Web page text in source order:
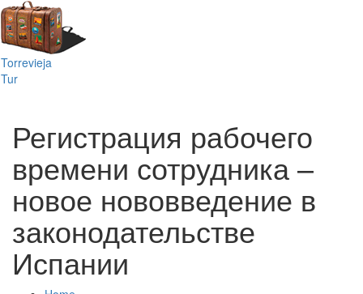
Torrevieja
Tur
Регистрация рабочего
времени сотрудника –
новое нововведение в
законодательстве
Испании